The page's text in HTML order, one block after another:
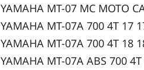
YAMAHA MT-07 MC MOTO
YAMAHA MT-07A 700 4T 17
YAMAHA MT-07A 700 4T 18
YAMAHA MT-07A ABS 700